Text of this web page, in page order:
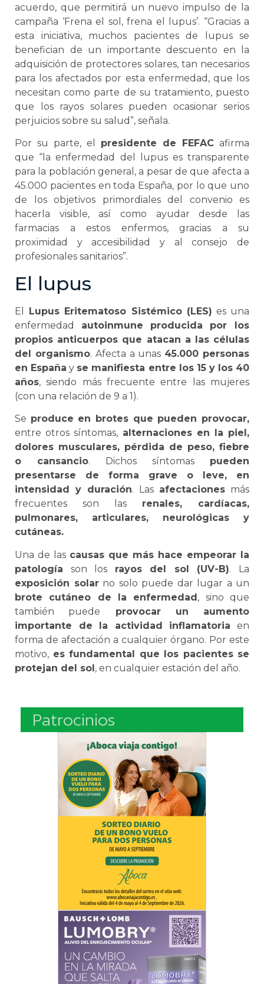
acuerdo, que permitirá un nuevo impulso de la
campaña ‘Frena el sol, frena el lupus’. “Gracias a
esta iniciativa, muchos pacientes de lupus se
benefician de un importante descuento en la
adquisición de protectores solares, tan necesarios
para los afectados por esta enfermedad, que los
necesitan como parte de su tratamiento, puesto
que los rayos solares pueden ocasionar serios
perjuicios sobre su salud”, señala.
Por su parte, el presidente de FEFAC afirma
que “la enfermedad del lupus es transparente
para la población general, a pesar de que afecta a
45.000 pacientes en toda España, por lo que uno
de los objetivos primordiales del convenio es
hacerla visible, así como ayudar desde las
farmacias a estos enfermos, gracias a su
proximidad y accesibilidad y al consejo de
profesionales sanitarios”.
El lupus
El Lupus Eritematoso Sistémico (LES) es una
enfermedad autoinmune
producida por los
propios anticuerpos que atacan a las células
del organismo. Afecta a unas 45.000 personas
en España y se manifiesta entre los 15 y los 40
años, siendo más frecuente entre las mujeres
(con una relación de 9 a 1).
Se produce en brotes que pueden provocar,
entre otros síntomas, alternaciones en la piel,
dolores musculares, pérdida de peso, fiebre
o cansancio. Dichos síntomas pueden
presentarse de forma grave o leve, en
intensidad y duración. Las afectaciones más
frecuentes son las renales, cardíacas,
pulmonares, articulares, neurológicas y
cutáneas.
Una de las causas que más hace empeorar la
patología son los rayos del sol (UV-B). La
exposición solarno solo puede dar lugar a un
brote cutáneo de la enfermedad, sino que
también puede provocar un aumento
importante de la actividad inflamatoria en
forma de afectación a cualquier órgano. Por este
motivo, es fundamental que los pacientes se
protejan del sol, en cualquier estación del año.
Patrocinios